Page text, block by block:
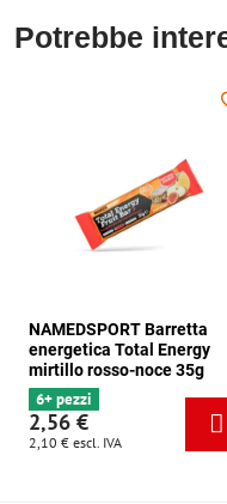
Potrebbe
NAMEDSPORT Barretta
energetica Total Energy
mirtillo rosso-noce 35g
6+ pezzi
2,56 €
2,10 € escl. IVA